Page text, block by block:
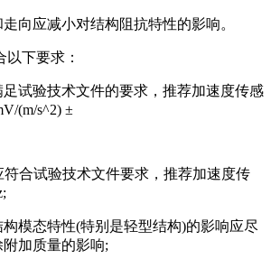
向应减小对结构阻抗特性的影响。
以下要求：
试验技术文件的要求，推荐加速度传感
(m/s^2) ±
符合试验技术文件要求，推荐加速度传
模态特性(特别是轻型结构)的影响应尽
加质量的影响;